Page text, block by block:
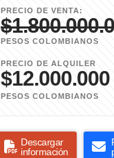
PRECIO DE VENTA:
PESOS COLOMBIANOS
PRECIO DE ALQUILER
$12.000.000
PESOS COLOMBIANOS
Descargar
información